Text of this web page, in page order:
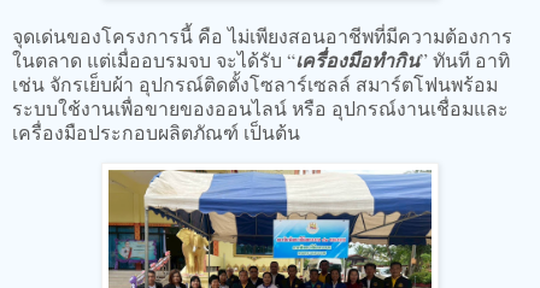
จุดเด่นของโครงการนี้ คือ ไม่เพียงสอนอาชีพที่มีความต้องการ
ในตลาด แต่เมื่ออบรมจบ จะได้รับ “เครื่องมือทำกิน” ทันที อาทิ
เช่น จักรเย็บผ้า อุปกรณ์ติดตั้งโซลาร์เซลล์ สมาร์ตโฟนพร้อม
ระบบใช้งานเพื่อขายของออนไลน์ หรือ อุปกรณ์งานเชื่อมและ
เครื่องมือประกอบผลิตภัณฑ์ เป็นต้น